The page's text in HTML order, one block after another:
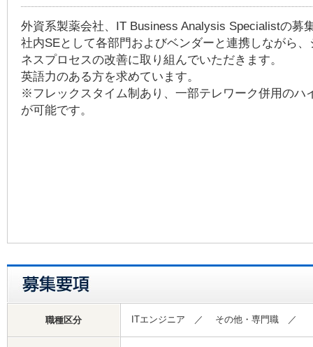
外資系製薬会社、IT Business Analysis Specialistの募
社内SEとして各部門およびベンダーと連携しながら
ネスプロセスの改善に取り組んでいただきます。
英語力のある方を求めています。
※フレックスタイム制あり、一部テレワーク併用のハ
が可能です。
職種区分 ITエンジニア ／ その他・専門職 ／